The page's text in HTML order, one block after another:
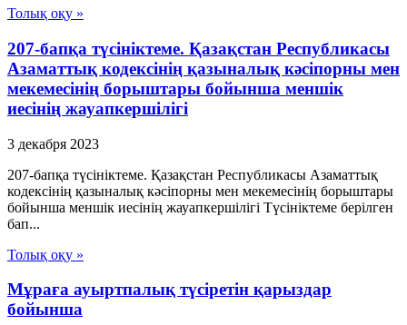
Толық оқу »
207-бапқа түсініктеме. Қазақстан Республикасы
Азаматтық кодексінің қазыналық кәсіпорны мен
мекемесінің борыштары бойынша меншік
иесінің жауапкершілігі
3 декабря 2023
207-бапқа түсініктеме. Қазақстан Республикасы Азаматтық
кодексінің қазыналық кәсіпорны мен мекемесінің борыштары
бойынша меншік иесінің жауапкершілігі Түсініктеме берілген
бап...
Толық оқу »
Мұраға ауыртпалық түсіретін қарыздар
бойынша